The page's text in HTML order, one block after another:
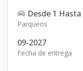
Desde 1 Hasta
Parqueos
09-2027
Fecha de entrega